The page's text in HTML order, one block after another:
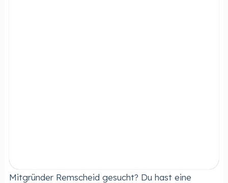
Mitgründer Remscheid gesucht? Du hast eine